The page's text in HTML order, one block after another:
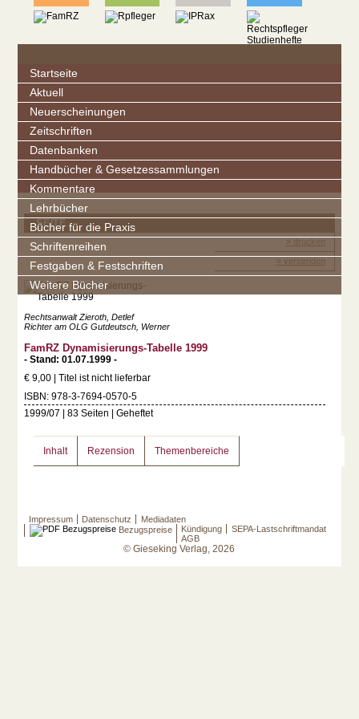
Startseite
Aktuell
Neuerscheinungen
Zeitschriften
Datenbanken
Handbücher & Gesetzessammlungen
Kommentare
Lehrbücher
Bücher für die Praxis
Schriftenreihen
Festgaben & Festschriften
Weitere Bücher
SEITE
» drucken
» versenden
Rechtsanwalt Zieroth, Detlef
Richter am OLG Gutdeutsch, Werner
FamRZ Dynamisierungs-Tabelle 1999
- Stand: 01.07.1999 -
€ 9,00 | Titel ist nicht lieferbar
ISBN: 978-3-7694-0570-5
1999/07 | 83 Seiten | Geheftet
Inhalt Rezension Themenbereiche
Impressum Datenschutz
Mediadaten
Bezugspreise
Kündigung
SEPA-Lastschriftmandat
AGB
© Gieseking Verlag, 2026